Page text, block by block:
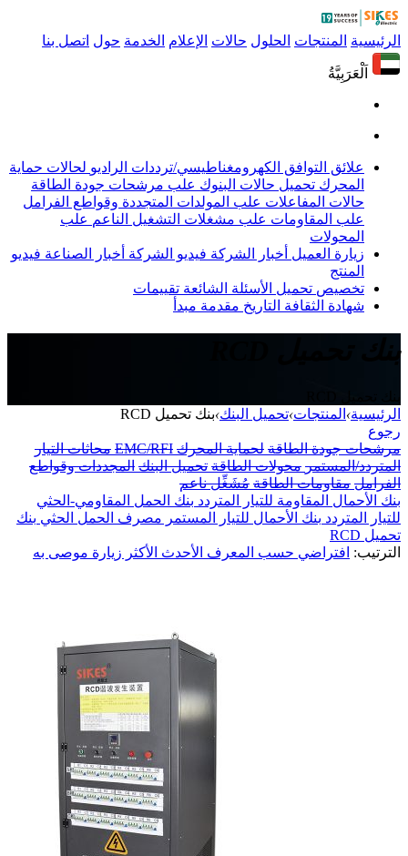
الرئيسية المنتجات الحلول حالات الإعلام الخدمة حول اتصل بنا
اَلْعَرَبِيَّةُ
علائق التوافق الكهرومغناطيسي/ترددات الراديو لحالات حماية
المحرك تحميل حالات البنوك علب مرشحات جودة الطاقة
حالات المفاعلات علب المولدات المتجددة وقواطع الفرامل
علب المقاومات علب مشغلات التشغيل الناعم علب
المحولات
زيارة العميل أخبار الشركة فيديو الشركة أخبار الصناعة فيديو
المنتج
تخصيص تحميل الأسئلة الشائعة تقييمات
شهادة الثقافة التاريخ مقدمة مبدأ
الرئيسية› المنتجات›تحميل البنك›بنك تحميل RCD
رجوع
مرشحات جودة الطاقة لحماية المحرك EMC/RFI محاثات التيار
المتردد/المستمر محولات الطاقة تحميل البنك المجددات وقواطع
الفرامل مقاومات الطاقة مُشَغِّل ناعم
بنك الأحمال المقاومة للتيار المتردد بنك الحمل المقاومي-الحثي
للتيار المتردد بنك الأحمال للتيار المستمر مصرف الحمل الحثي بنك
تحميل RCD
الترتيب: افتراضي حسب المعرف الأحدث الأكثر زيارة موصى به